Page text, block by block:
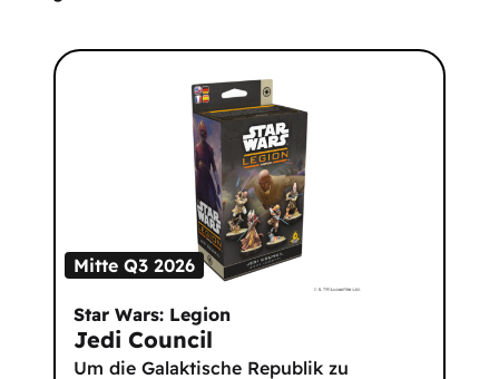
Mitte Q3 2026
Star Wars: Legion
Jedi Council
Um die Galaktische Republik zu